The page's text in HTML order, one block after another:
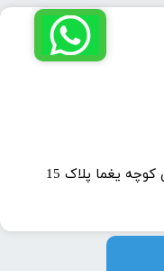
تهران خیابان جمهوری کوچه یغما پلاک 15